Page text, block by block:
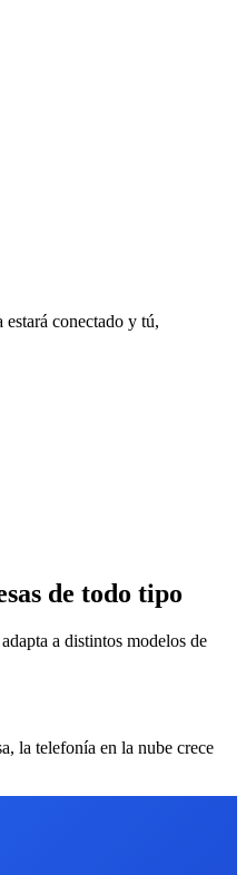
conectado y tú,
de todo tipo
a distintos modelos de
la telefonía en la nube crece